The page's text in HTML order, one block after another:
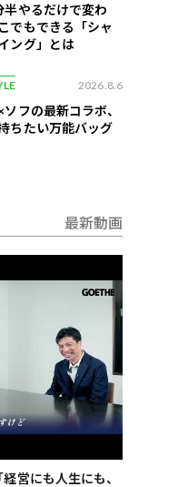
半やるだけで変わ
でもできる「シャ
ング」とは
2026.8.6
ソフの最新コラボ、
ちたい万能バッグ
最新動画
営にも人生にも、